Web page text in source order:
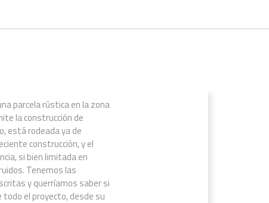
parcela rústica en la zona
la construcción de
está rodeada ya de
construcción, y el
si bien limitada en
Tenemos las
y querríamos saber si
todo el proyecto, desde su